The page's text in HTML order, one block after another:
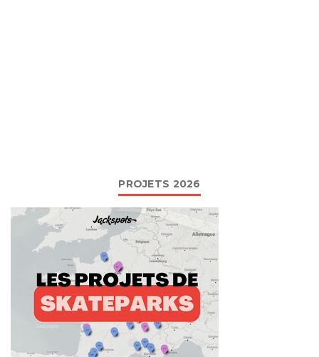
PROJETS 2026